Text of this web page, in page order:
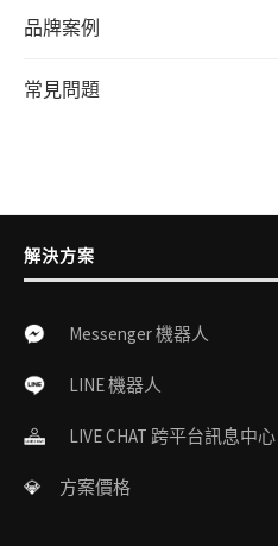
品牌案例
常見問題
解決方案
Messenger 機器人
LINE 機器人
LIVE CHAT 跨平台訊息中心
💎 方案價格